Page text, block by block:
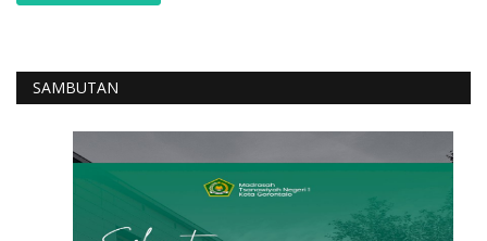
SAMBUTAN